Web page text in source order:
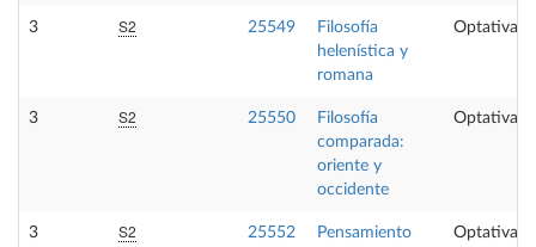
3 S2 25549
Filosofía
helenística y
romana
Optativa
3 S2 25550
Filosofía
comparada:
oriente y
occidente
Optativa
3 S2 25552 Pensamiento Optativa